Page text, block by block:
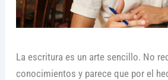
La escritura es un arte sencillo. No
conocimientos y parece que por el